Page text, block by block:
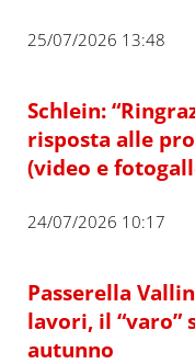
25/07/2026 13:48
Schlein:
risposta alle
(video e
24/07/2026 10:17
Passerella
lavori, il “varo”
autunno